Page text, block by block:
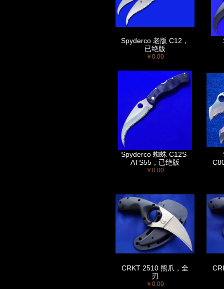
Spyderco 老版 C12，
已绝版
￥0.00
Spyderco 蜘蛛 C12S-
ATS55，已绝版
￥0.00
CRKT 2510 熊爪，全
刃
￥0.00